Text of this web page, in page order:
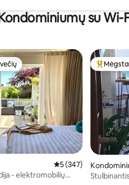
su Wi-
Vidutinis įvertinimas:
5 (347)
- elektromobilių
Svečių